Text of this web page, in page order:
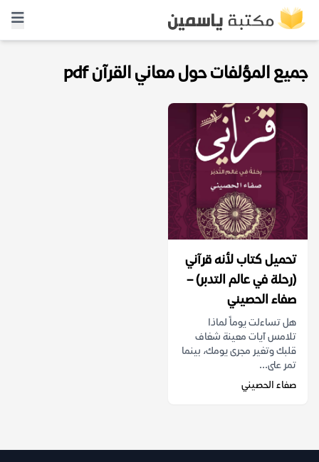
جميع المؤلفات حول معاني القرآن pdf
تحميل كتاب لأنه قرآني
(رحلة في عالم التدبر) –
صفاء الحصيني
هل تساءلت يوماً لماذا
تلامس آيات معينة شغاف
قلبك وتغير مجرى يومك، بينما
تمر على...
صفاء الحصيني